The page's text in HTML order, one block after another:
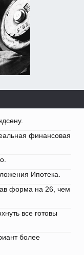
финансовая
Ипотека.
форма на 26, чем
все готовы
более